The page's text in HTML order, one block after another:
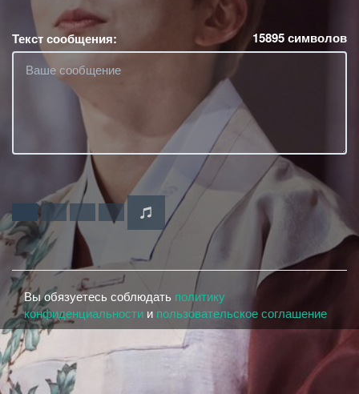
Текст сообщения: 15895символов
Вы обязуетесь соблюдать политику
конфиденциальности и пользовательское соглашение